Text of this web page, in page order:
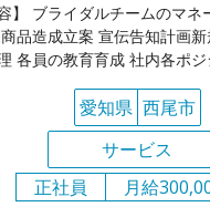
】 ブライダルチームのマ
品造成立案 宣伝告知計画
各員の教育育成 社内各ポ
愛知県 西尾市
サービス
正社員
月給